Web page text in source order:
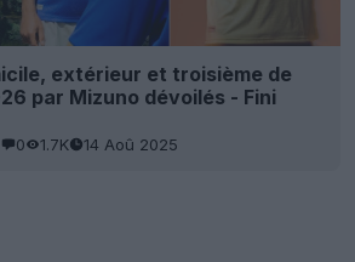
extérieur et troisième de
par Mizuno dévoilés - Fini
0 1.7K 14 Aoû 2025